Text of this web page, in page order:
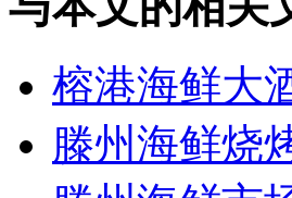
榕港海鲜大
滕州海鲜烧